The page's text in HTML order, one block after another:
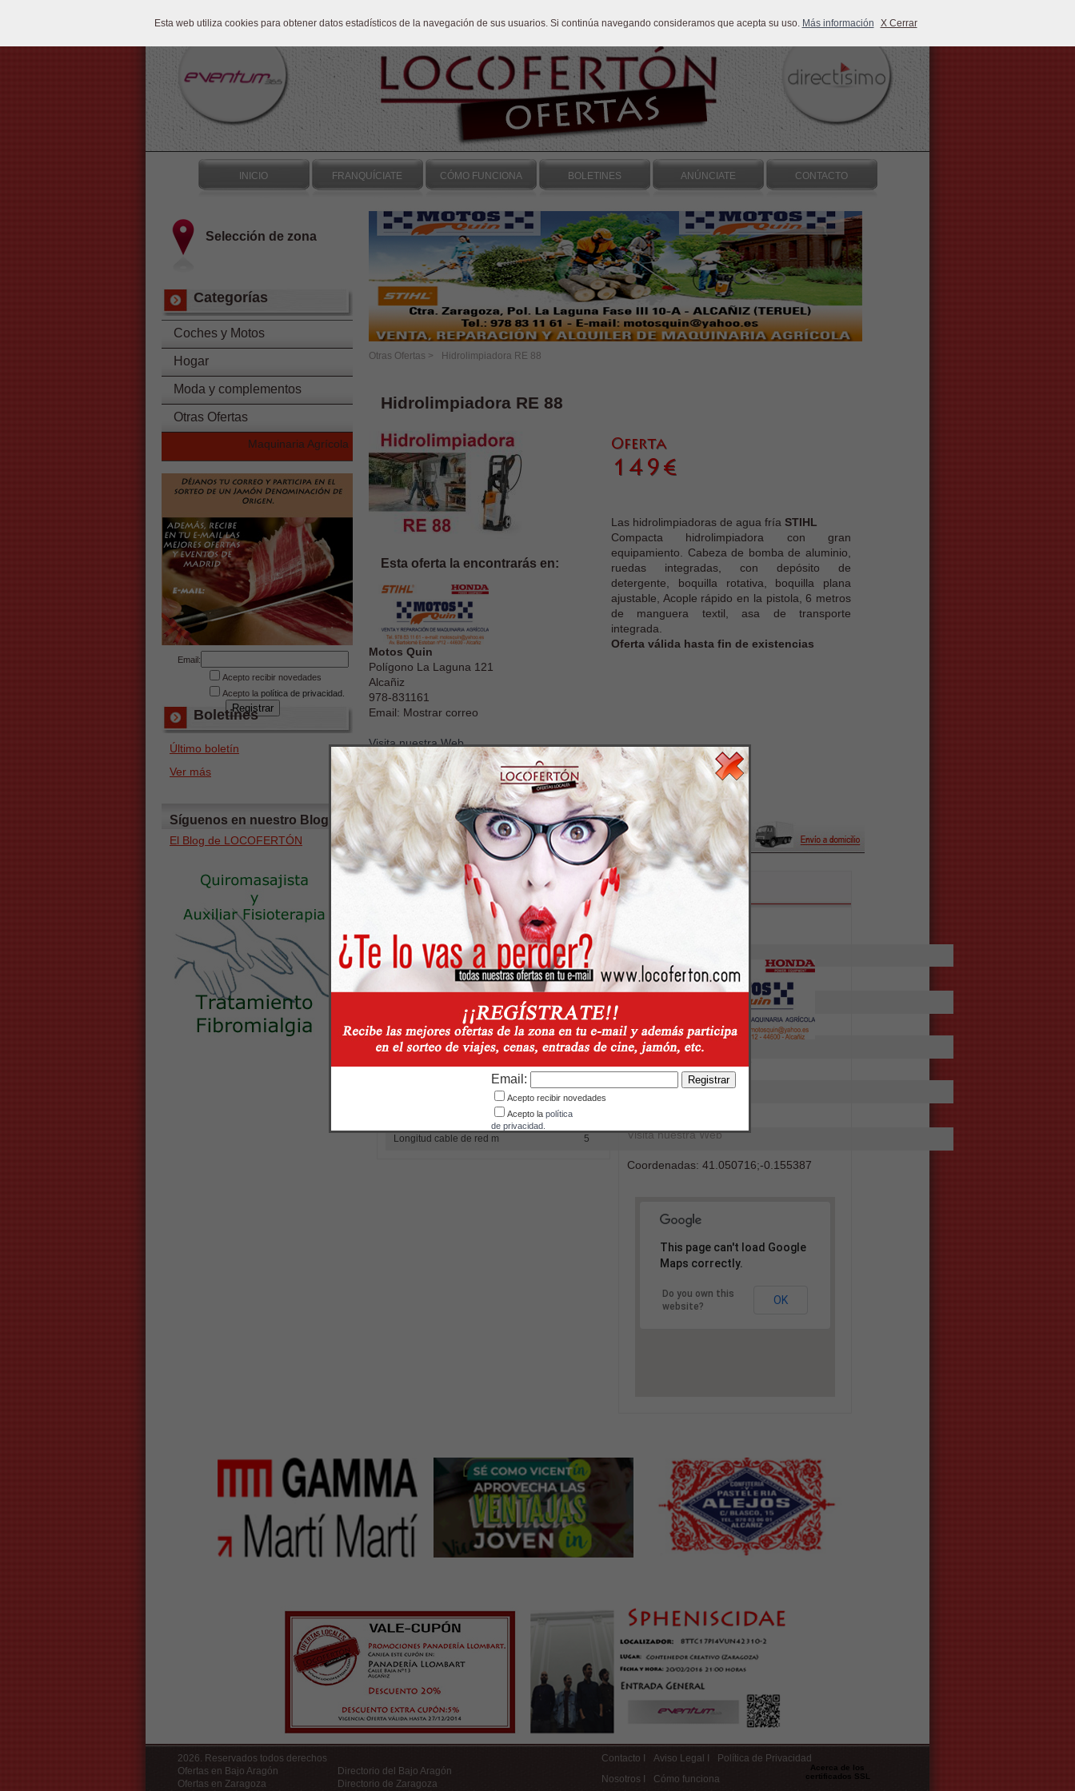
Esta web utiliza cookies para obtener datos estadísticos de la navegación de sus usuarios. Si continúa navegando consideramos que acepta su uso. Más información X Cerrar
Email:
Acepto recibir novedades
Acepto la política
de privacidad.
INICIO FRANQUÍCIATE CÓMO FUNCIONA BOLETINES ANÚNCIATE CONTACTO
Selección de zona
Categorías
Coches y Motos
Hogar
Moda y complementos
Otras Ofertas
Maquinaria Agrícola
Email:
Acepto recibir novedades
Acepto la política de privacidad.
Boletines
Último boletín
Ver más
Síguenos en nuestro Blog
El Blog de LOCOFERTÓN
Otras Ofertas > Hidrolimpiadora RE 88
Hidrolimpiadora RE 88
Esta oferta la encontrarás en:
Motos Quin
Polígono La Laguna 121
Alcañiz
978-831161
Email: Mostrar correo
Visita nuestra Web
Las hidrolimpiadoras de agua fría STIHL
Compacta hidrolimpiadora con gran
equipamiento. Cabeza de bomba de aluminio,
ruedas integradas, con depósito de
detergente, boquilla rotativa, boquilla plana
ajustable, Acople rápido en la pistola, 6 metros
de manguera textil, asa de transporte
integrada.
Oferta válida hasta fin de existencias
Características
Presión de trabajo bar 100
Presión máx. bar1) 120
Caudal de agua max. l/h
Temperatura máx. de entrada agua °C
40
Peso kg
9,8
1,8
Longitud cable de red m 5
Localización
Polígono La Laguna 121
Alcañiz
978-831161
Visita nuestra Web
Coordenadas: 41.050716;-0.155387
This page can't load Google
Maps correctly.
Do you own this
website?
OK
2026. Reservados todos derechos
Ofertas en Bajo Aragón
Ofertas en Zaragoza
Directorio del Bajo Aragón
Directorio de Zaragoza
Contacto I Aviso Legal I
Política de Privacidad
Nosotros I
Cómo funciona
Acerca de los
certificados SSL